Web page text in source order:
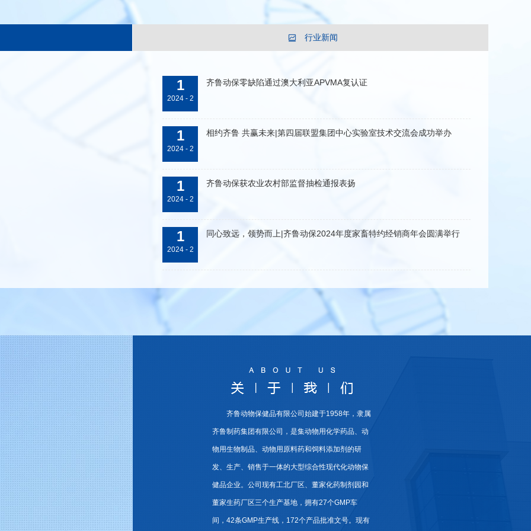
行业新闻
1
2024 - 2
齐鲁动保零缺陷通过澳大利亚APVMA复认证
1
2024 - 2
相约齐鲁 共赢未来|第四届联盟集团中心实验室技术交流会成功举办
1
2024 - 2
齐鲁动保获农业农村部监督抽检通报表扬
1
2024 - 2
同心致远，领势而上|齐鲁动保2024年度家畜特约经销商年会圆满举行
齐鲁动物保健品有限公司始建于1958年，隶属
齐鲁制药集团有限公司，是集动物用化学药品、动
物用生物制品、动物用原料药和饲料添加剂的研
发、生产、销售于一体的大型综合性现代化动物保
健品企业。公司现有工北厂区、董家化药制剂园和
董家生药厂区三个生产基地，拥有27个GMP车
间，42条GMP生产线，172个产品批准文号。现有